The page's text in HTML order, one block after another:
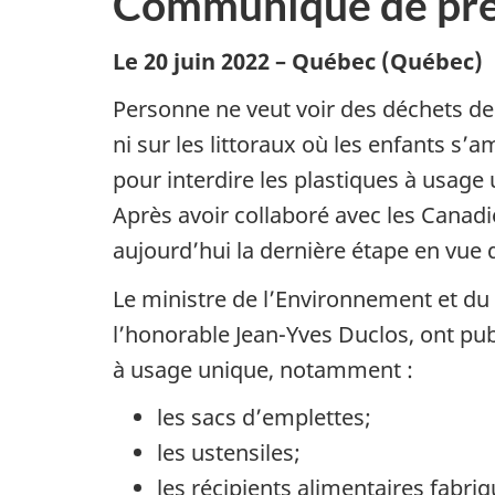
Le 20 juin 2022 – Québec (Québec)
Personne ne veut voir des déchets
ni sur les littoraux où les enfants
pour interdire les plastiques à usage
Après avoir collaboré avec les
aujourd’hui la dernière étape en
Le ministre de l’Environnement et
l’honorable Jean-Yves Duclos, ont
à usage unique, notamment :
les sacs d’emplettes;
les ustensiles;
les récipients alimentaires